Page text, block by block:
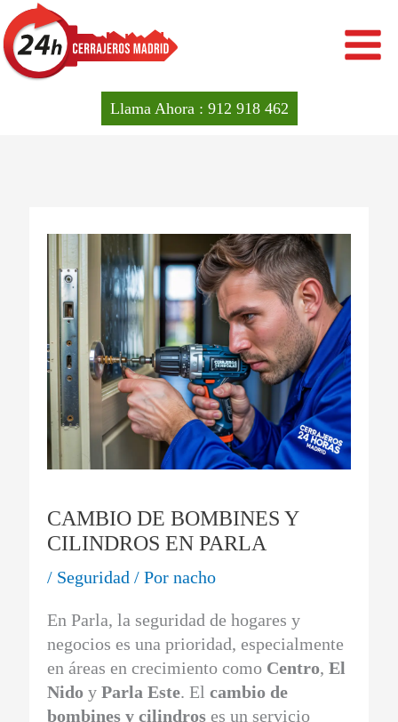
al
contenido
Llama Ahora : 912 918 462
CAMBIO DE BOMBINES Y
CILINDROS EN PARLA
/ Seguridad / Pornacho
En Parla, la seguridad de hogares y
negocios es una prioridad, especialmente
en áreas en crecimiento como Centro,El
Nido yParla Este. Elcambio de
bombines y cilindros es un servicio